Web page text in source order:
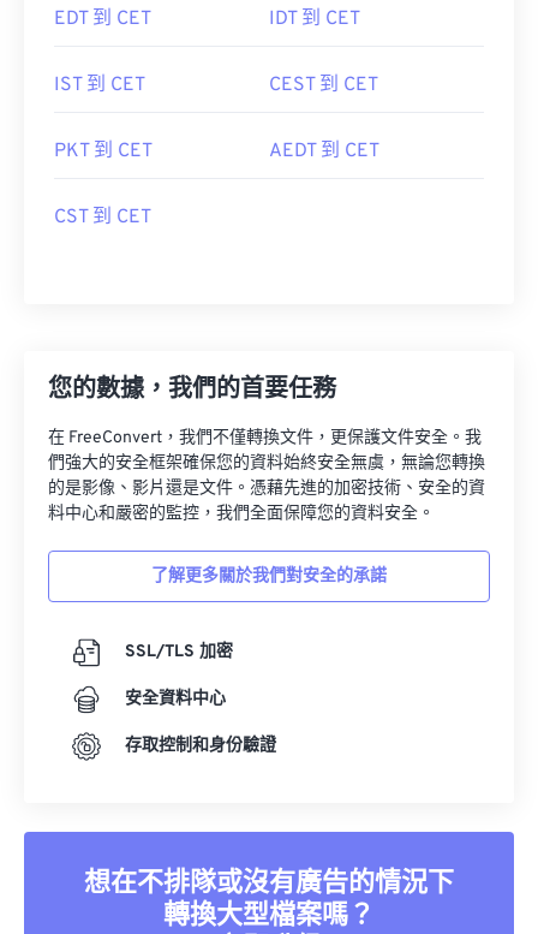
EDT 到 CET IDT 到 CET
IST 到 CET CEST 到 CET
PKT 到 CET AEDT 到 CET
CST 到 CET
您的數據，我們的首要任務
在 FreeConvert，我們不僅轉換文件，更保護文件安全。我
們強大的安全框架確保您的資料始終安全無虞，無論您轉換
的是影像、影片還是文件。憑藉先進的加密技術、安全的資
料中心和嚴密的監控，我們全面保障您的資料安全。
了解更多關於我們對安全的承諾
SSL/TLS 加密
安全資料中心
存取控制和身份驗證
想在不排隊或沒有廣告的情況下
轉換大型檔案嗎？